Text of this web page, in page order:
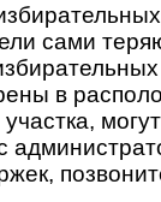
сами
в